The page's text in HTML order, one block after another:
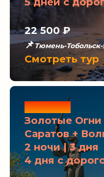
22 500 ₽
📌Тюмень-
Смотреть тур
Новинка
Золотые Огни
Саратов +
2 ночи | 3 дня
4 дня с